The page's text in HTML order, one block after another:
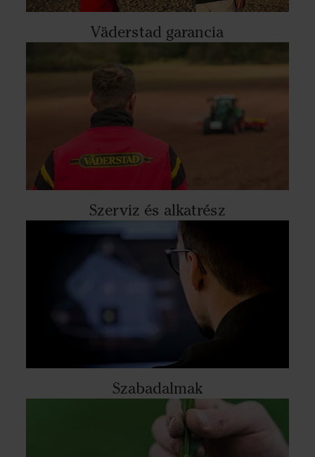
Väderstad garancia
Szerviz és alkatrész
Szabadalmak